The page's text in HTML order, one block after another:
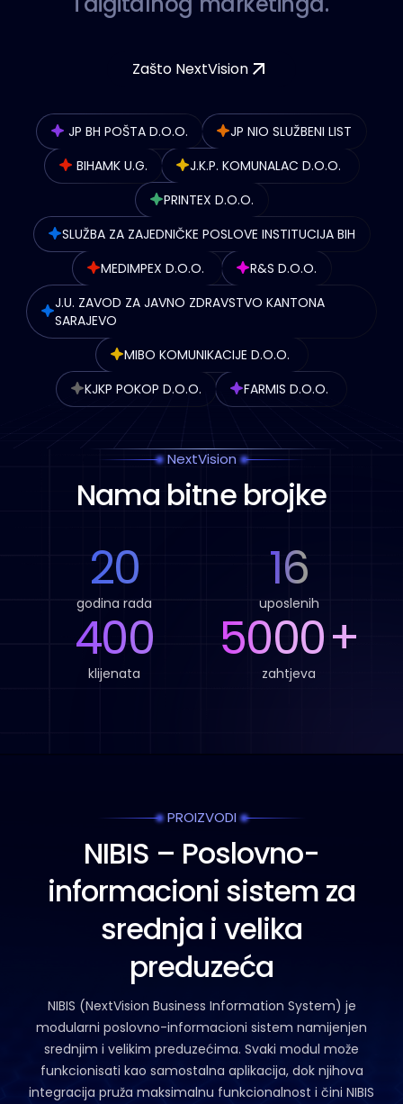
Zašto NextVision
JP BH POŠTA D.O.O.
JP NIO SLUŽBENI LIST
BIHAMK U.G.
J.K.P. KOMUNALAC D.O.O.
PRINTEX D.O.O.
SLUŽBA ZA ZAJEDNIČKE POSLOVE INSTITUCIJA BIH
MEDIMPEX D.O.O.
R&S D.O.O.
J.U. ZAVOD ZA JAVNO ZDRAVSTVO KANTONA
SARAJEVO
MIBO KOMUNIKACIJE D.O.O.
KJKP POKOP D.O.O.
FARMIS D.O.O.
NextVision
Nama bitne brojke
20
godina rada
16
uposlenih
400
klijenata
5000+
zahtjeva
PROIZVODI
NIBIS – Poslovno-
informacioni sistem za
srednja i velika
preduzeća
NIBIS (NextVision Business Information System) je
modularni poslovno-informacioni sistem namijenjen
srednjim i velikim preduzećima. Svaki modul može
funkcionisati kao samostalna aplikacija, dok njihova
integracija pruža maksimalnu funkcionalnost i čini NIBIS